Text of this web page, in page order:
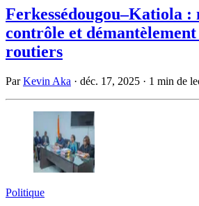
Ferkessédougou–Katiola :
contrôle et démantèlement
routiers
ParKevin Aka · déc. 17, 2025 · 1 min de
Politique